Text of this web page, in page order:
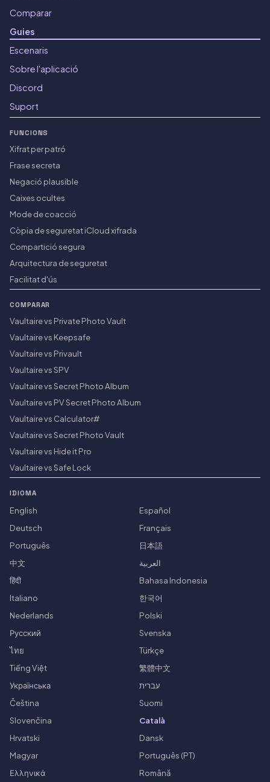
Comparar
Guies
Escenaris
Sobre l'aplicació
Discord
Suport
FUNCIONS
Xifrat per patró
Frase secreta
Negació plausible
Caixes ocultes
Mode de coacció
Còpia de seguretat iCloud xifrada
Compartició segura
Arquitectura de seguretat
Facilitat d'ús
COMPARAR
Vaultaire vs Private Photo Vault
Vaultaire vs Keepsafe
Vaultaire vs Privault
Vaultaire vs SPV
Vaultaire vs Secret Photo Album
Vaultaire vs PV Secret Photo Album
Vaultaire vs Calculator#
Vaultaire vs Secret Photo Vault
Vaultaire vs Hide it Pro
Vaultaire vs Safe Lock
IDIOMA
English
Español
Deutsch
Français
Português
日本語
中文
العربية
हिंदी
Bahasa Indonesia
Italiano
한국어
Nederlands
Polski
Русский
Svenska
ไทย
Türkçe
Tiếng Việt
繁體中文
Українська
עברית
Čeština
Suomi
Slovenčina
Català
Hrvatski
Dansk
Magyar
Português (PT)
Ελληνικά
Română